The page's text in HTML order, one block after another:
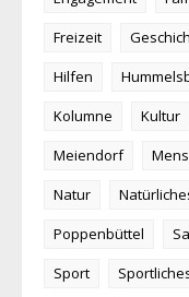
Freizeit
Hilfen
Kolumne
Kultur
Meiendorf
Natur
Poppenbüttel
Sport